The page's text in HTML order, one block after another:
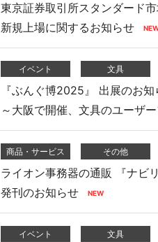
東京証券取引所スタンダード
新規上場に関するお知らせ
イベント 文具
『ぶんぐ博2025』 出展のお知
～大阪で開催、文具のユーザ
商品・サービス その他
ライオン事務器の通販 『ナビ
発刊のお知らせ
イベント 文具